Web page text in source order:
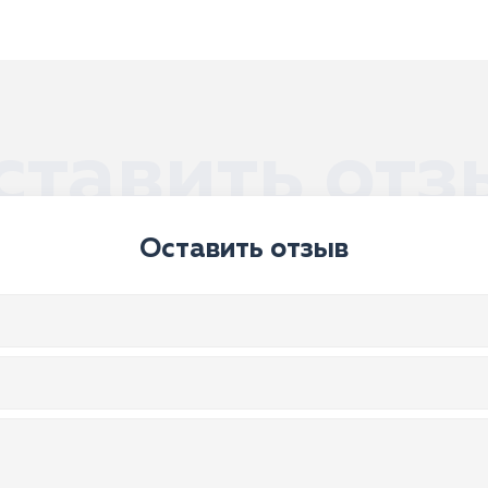
Оставить отзыв